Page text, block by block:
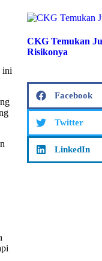
ini
CKG Temukan
Risikonya
Facebook
Twitter
LinkedIn